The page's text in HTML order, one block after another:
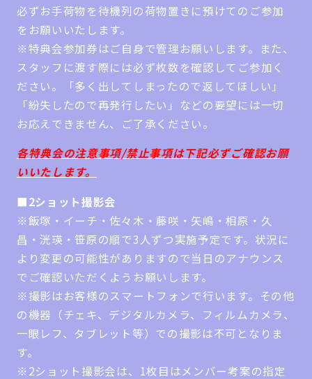
必ずお手荷物を待機列の荷物置きに預けてのご参加
をお願いいたします。
※特典会参加券はご自身で管理お願いします。また、
スタッフに渡す際には必ず枚数を確認してご参加く
ださい。「多く出してしまったので返してほしい」
「紛失したので再発行したい」などの要望には一切
お応えできません、ご了承ください。
各特典会の注意事項/禁止事項は下記必ずご確認お願
いいたします。
■2ショット撮影会
※飯塚・イーチ・佐々木・藤咲・矢嶋・相原・久
昌・洸瑛・笹原の順で3人ずつ実施予定です。状況に
より変更の可能性がありますので当日のアナウンス
でご確認いただくようお願いします。
※撮影はお客様のスマートフォンで行います。その他
の機器（チェキ、デジタルカメラ、フィルムカメラ、
一眼レフ、タブレット等）での撮影は不可となりま
す。
※2ショット撮影会は、1枚目はメンバー考案の指定